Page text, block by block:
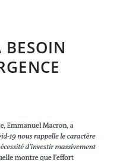
BESOIN